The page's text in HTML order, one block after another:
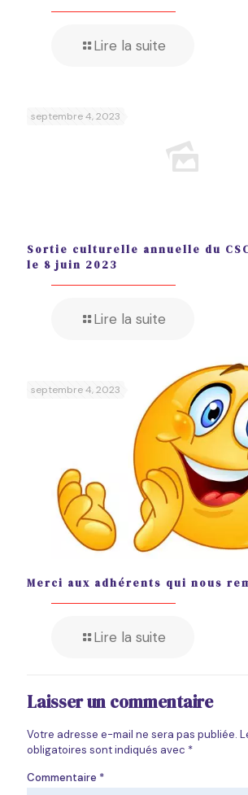
Lire la suite
septembre 4, 2023
Sortie culturelle annuelle du
le 8 juin 2023
Lire la suite
septembre 4, 2023
Merci aux adhérents qui nous
Lire la suite
Laisser un commentaire
Votre adresse e-mail ne sera pas publiée.
obligatoires sont indiqués avec *
Commentaire *